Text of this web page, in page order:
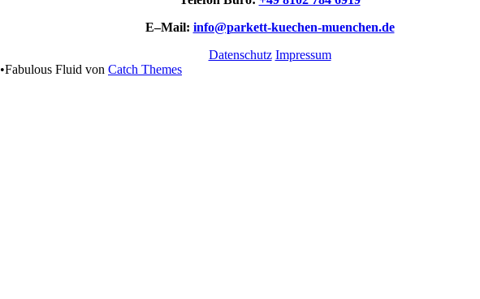
E–Mail: info@parkett-kuechen-muenchen.de
Datenschutz Impressum
•Fabulous Fluid von Catch Themes